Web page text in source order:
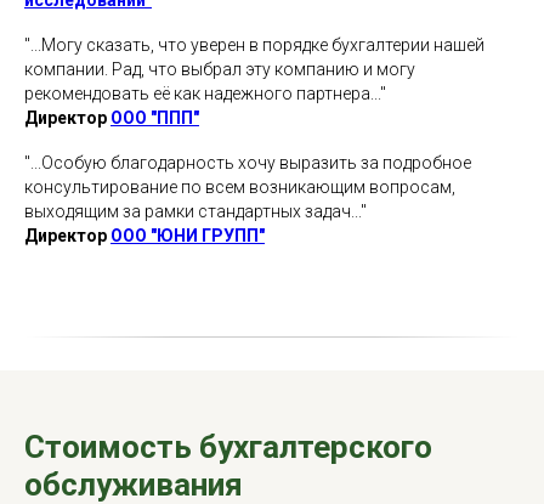
"...Могу сказать, что уверен в порядке бухгалтерии нашей
компании. Рад, что выбрал эту компанию и могу
рекомендовать её как надежного партнера..."
Директор ООО "ППП"
"...Особую благодарность хочу выразить за подробное
консультирование по всем возникающим вопросам,
выходящим за рамки стандартных задач..."
Директор ООО "ЮНИ ГРУПП"
Стоимость бухгалтерского
обслуживания